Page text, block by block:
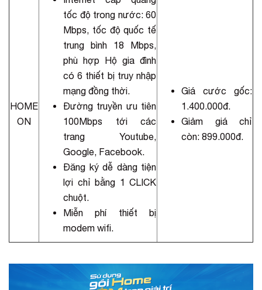
HOME
ON
tốc độ trong nước: 60
Mbps, tốc độ quốc tế
trung bình 18 Mbps,
phù hợp Hộ gia đình
có 6 thiết bị truy nhập
mạng đồng thời.
Đường truyền ưu tiên
100Mbps tới các
trang Youtube,
Google, Facebook.
Đăng ký dễ dàng tiện
lợi chỉ bằng 1 CLICK
chuột.
Miễn phí thiết bị
modem wifi.
Giá cước gốc:
1.400.000đ.
Giảm giá chỉ
còn: 899.000đ.